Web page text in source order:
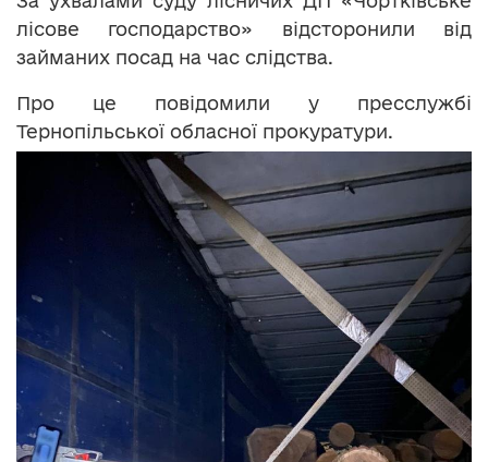
лісове господарство» відсторонили від
займаних посад на час слідства.
Про це повідомили у пресслужбі
Тернопільської обласної прокуратури.